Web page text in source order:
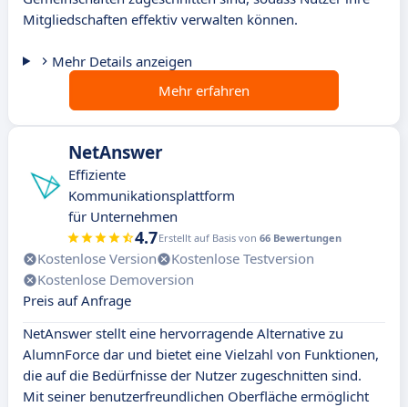
Mitgliedschaften effektiv verwalten können.
Mehr Details anzeigen
Mehr erfahren
NetAnswer
Effiziente
Kommunikationsplattform
für Unternehmen
4.7Erstellt auf Basis von 66 Bewertungen
Kostenlose Version
Kostenlose Testversion
Kostenlose Demoversion
Preis auf Anfrage
NetAnswer stellt eine hervorragende Alternative zu
AlumnForce dar und bietet eine Vielzahl von Funktionen,
die auf die Bedürfnisse der Nutzer zugeschnitten sind.
Mit seiner benutzerfreundlichen Oberfläche ermöglicht